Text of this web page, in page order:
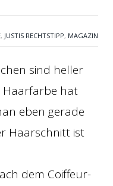
, JUSTIS RECHTSTIPP, MAGAZIN
sind heller
Haarfarbe hat
eben gerade
Haarschnitt ist
dem Coiffeur-